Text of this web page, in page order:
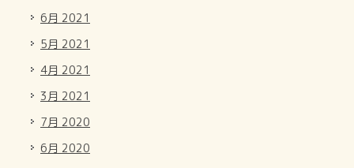
6月 2021
5月 2021
4月 2021
3月 2021
7月 2020
6月 2020